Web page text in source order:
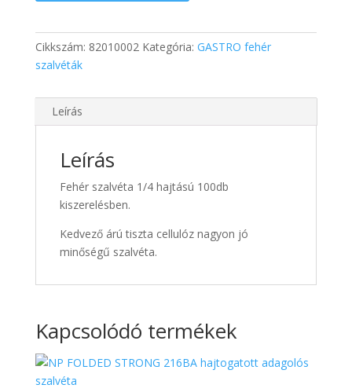
100db/csomag
mennyiség
Cikkszám: 82010002 Kategória: GASTRO fehér
szalvéták
Leírás
Leírás
Fehér szalvéta 1/4 hajtású 100db
kiszerelésben.
Kedvező árú tiszta cellulóz nagyon jó
minőségű szalvéta.
Kapcsolódó termékek